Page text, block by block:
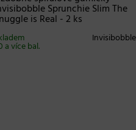
Sprunchie Slim The
is Real - 2 ks
Invisibobble
a více bal.